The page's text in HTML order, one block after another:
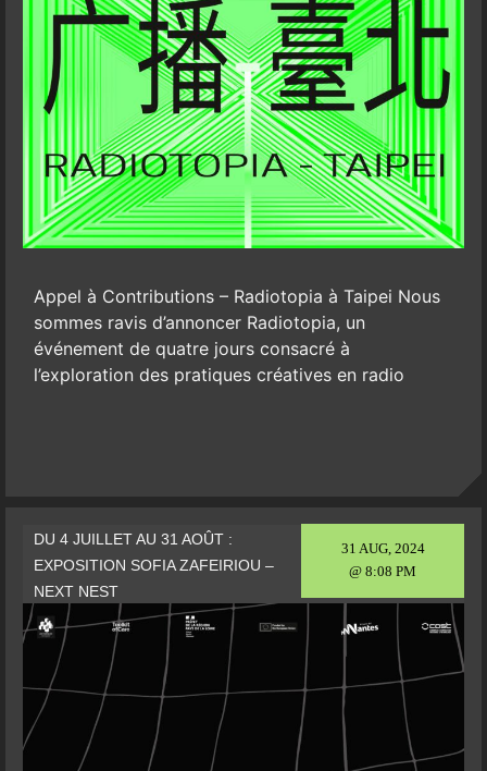
Appel à Contributions – Radiotopia à Taipei Nous
sommes ravis d’annoncer Radiotopia, un
événement de quatre jours consacré à
l’exploration des pratiques créatives en radio
31 AUG, 2024
@ 8:08 PM
DU 4 JUILLET AU 31 AOÛT :
EXPOSITION SOFIA ZAFEIRIOU –
NEXT NEST